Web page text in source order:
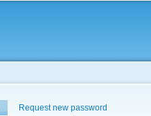
(active tab)
Request new password